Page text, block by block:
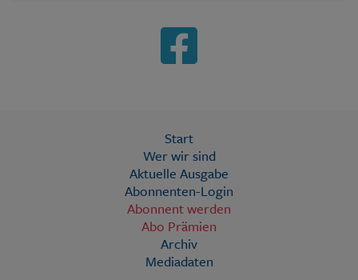
Start
Wer wir sind
Aktuelle Ausgabe
Abonnenten-Login
Abonnent werden
Abo Prämien
Archiv
Mediadaten